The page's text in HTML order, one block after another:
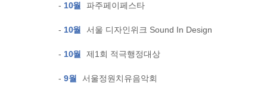
- 10월 파주페이페스타
- 10월 서울 디자인위크 Sound In Design
- 10월 제1회 적극행정대상
-9월 서울정원치유음악회